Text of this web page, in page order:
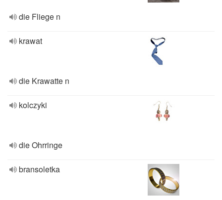
die Fliege n
krawat
die Krawatte n
kolczyki
die Ohrringe
bransoletka